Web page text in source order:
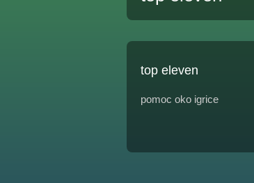
top eleven
pomoc oko igrice